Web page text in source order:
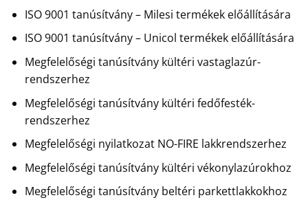
ISO 9001 tanúsítvány – Milesi termékek előállítására
ISO 9001 tanúsítvány – Unicol termékek előállítására
Megfelelőségi tanúsítvány kültéri vastaglazúr-
rendszerhez
Megfelelőségi tanúsítvány kültéri fedőfesték-
rendszerhez
Megfelelőségi nyilatkozat NO-FIRE lakkrendszerhez
Megfelelőségi tanúsítvány kültéri vékonylazúrokhoz
Megfelelőségi tanúsítvány beltéri parkettlakkokhoz